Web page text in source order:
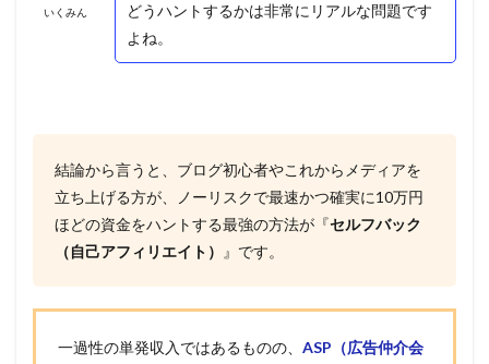
いくみん
どうハントするかは非常にリアルな問題です
よね。
結論から言うと、ブログ初心者やこれからメディアを
立ち上げる方が、ノーリスクで最速かつ確実に10万円
ほどの資金をハントする最強の方法が『セルフバック
（自己アフィリエイト）
』です。
一過性の単発収入ではあるものの、 ASP（広告仲介会